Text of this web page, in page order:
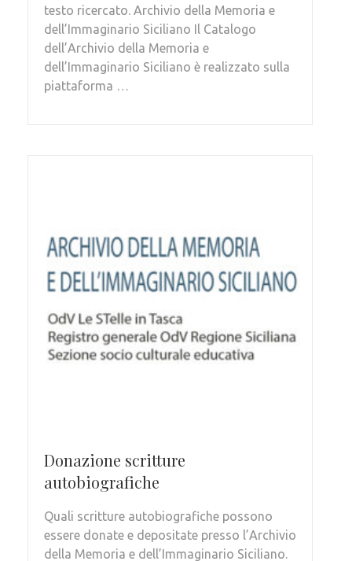
testo ricercato. Archivio della Memoria e
dell’Immaginario Siciliano Il Catalogo
dell’Archivio della Memoria e
dell’Immaginario Siciliano è realizzato sulla
piattaforma …
Donazione scritture
autobiografiche
Quali scritture autobiografiche possono
essere donate e depositate presso l’Archivio
della Memoria e dell’Immaginario Siciliano.